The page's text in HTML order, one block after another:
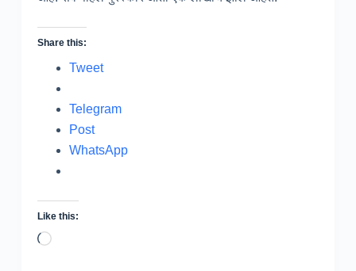
Share this:
Tweet
Telegram
Post
WhatsApp
Like this:
Loading…